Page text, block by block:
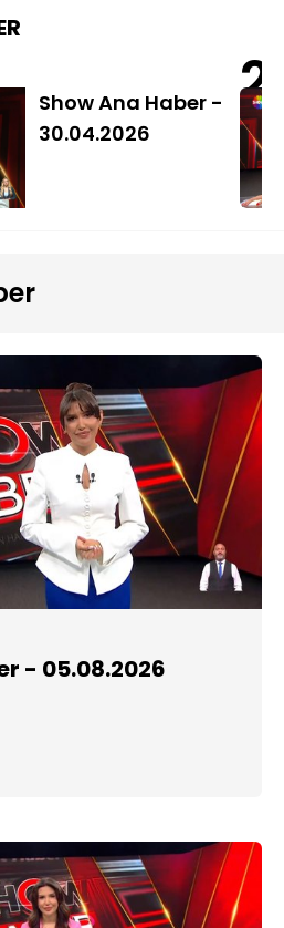
Show Ana Haber -
30.04.2026
2
- 05.08.2026